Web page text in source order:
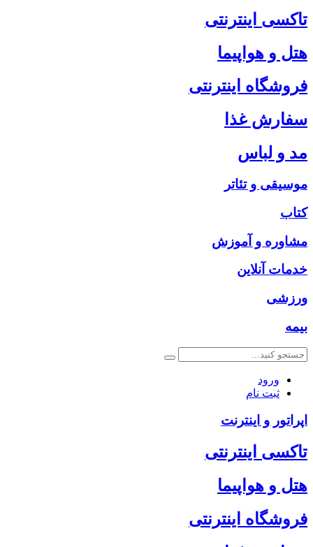
تاکسی اینترنتی
هتل و هواپیما
فروشگاه اینترنتی
سفارش غذا
مد و لباس
موسیقی و تئاتر
کتاب
مشاوره و آموزش
خدمات آنلاین
ورزشی
بیمه
ورود
ثبت نام
اپراتور و اینترنت
تاکسی اینترنتی
هتل و هواپیما
فروشگاه اینترنتی